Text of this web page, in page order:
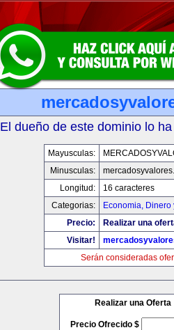
El dueño de este dominio lo
Mayusculas:
Minusculas:
Longitud:
16 caracteres
Categorias:
Economia, Dinero
Precio:
Realizar una
Visitar!
Serán consideradas
Realizar una Oferta
Precio Ofrecido $